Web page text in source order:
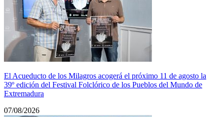
El Acueducto de los Milagros acogerá el próximo 11 de agosto la
39º edición del Festival Folclórico de los Pueblos del Mundo de
Extremadura
07/08/2026